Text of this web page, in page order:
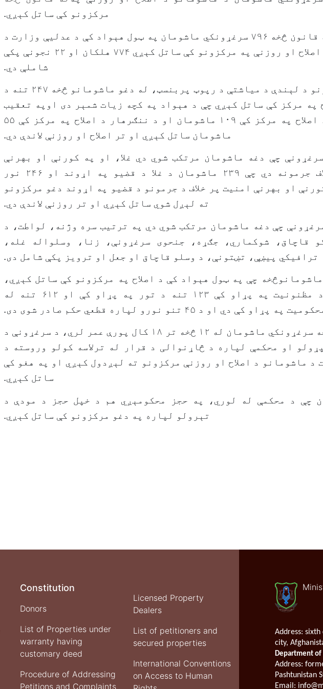
مرکزونو کې ساتل کېږي.
همدا اوس له قانون څخه ۷۹۶ سرغړونکي ماشومان په ټول هېواد کې د عدليې وزارت د
ماشومانو د اصلاح او روزنې په مرکزونو کې ساتل کېږي ۷۷۴ هلکان او ۲۲ نجونې پکې
شاملې دي.
د دغو مرکزونو د لېندې د میاشتې د رپوټ پربنسټ، له دغو ماشومانو څخه ۲۴۷ تنه د
په مرکز کې ساتل کېږي چې د هېواد په کچه زیات شمېر دی اوپه تعقیب
يې د هرات د اصلاح په مرکز کې ۱۰۹ ماشومان او د ننګرهار د اصلاح په مرکز کې ۵۵
ماشومان ساتل کېږي او تر اصلاح او روزنې لاندې دي.
چې دغه ماشومان مرتکب شوي دي غلا، او په کورنې او بهرنې
امنیت پرخلاف جرمونه دي چې ۲۳۹ ماشومان د غلا د قضیو په اړوند او ۲۴۶ نور
او بهرنې امنیت پر خلاف د جرمونو د قضیو په اړوند دغو مرکزونو
ته لېږل شوي ساتل کېږي او تر روزنې لاندې دي.
چې دغه ماشومان مرتکب شوي دي په ترتیب سره وژنه، لواطت، د
قاچاق، شوکماري، جګړه، جنحوی سرغړونې، زنا، وسلواله غله،
ترافیکي پیښې، تښتونې، د وسلو قاچاق او جعل او ترویز پکې شامل دی.
له هغو ۷۹۶ ماشومانوڅخه چې په ټول هېواد کې د اصلاح په مرکزونو کې ساتل کېږي،
۶۱ تنه يې د مظنونیت په پړاو کې ۱۲۳ تنه د تور په پړاو کې او ۶۱۲ تنه له
په پړاو کې دي او د ۴۵ تنو نورو لپاره قطعي حکم صادر شوی دی.
له قانون څخه سرغړونکي ماشومان له ۱۲ څخه تر ۱۸ کال پورې عمر لري، د سرغړونې د
او محکمې لپاره د څاړنوالی د قرار له ترلاسه کولو وروسته د
د ماشومانو د اصلاح او روزنې مرکزونو ته لېږدول کېږي او په هغو کې
ساتل کېږي.
چې د محکمې له لوري، په حجز محکومېږي هم د خپل حجز د مودې د
تېرولو لپاره په دغو مرکزونو کې ساتل کېږي.
Constitution
Donors
List of Properties under
warranty having
customary deed
Procedure of Addressing
Petitions and Complaints
Licensed Property
Dealers
List of petitioners and
secured properties
International Conventions
on Access to Human
Address: sixth
city,
Department of
Address:
Pashtunistan
Email: